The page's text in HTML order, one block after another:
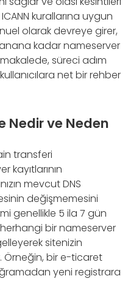
kurallarına uygun
olarak devreye girer,
kadar nameserver
süreci adım
net bir rehber
Nedir ve Neden
transferi
kayıtlarının
mevcut DNS
değişmemesini
genellikle 5 ila 7 gün
bir nameserver
sitenizin
Örneğin, bir e-ticaret
yeni registrara